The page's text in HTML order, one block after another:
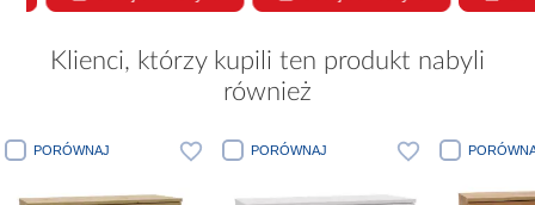
Klienci, którzy kupili ten produkt nabyli
również
PORÓWNAJ PORÓWNAJ